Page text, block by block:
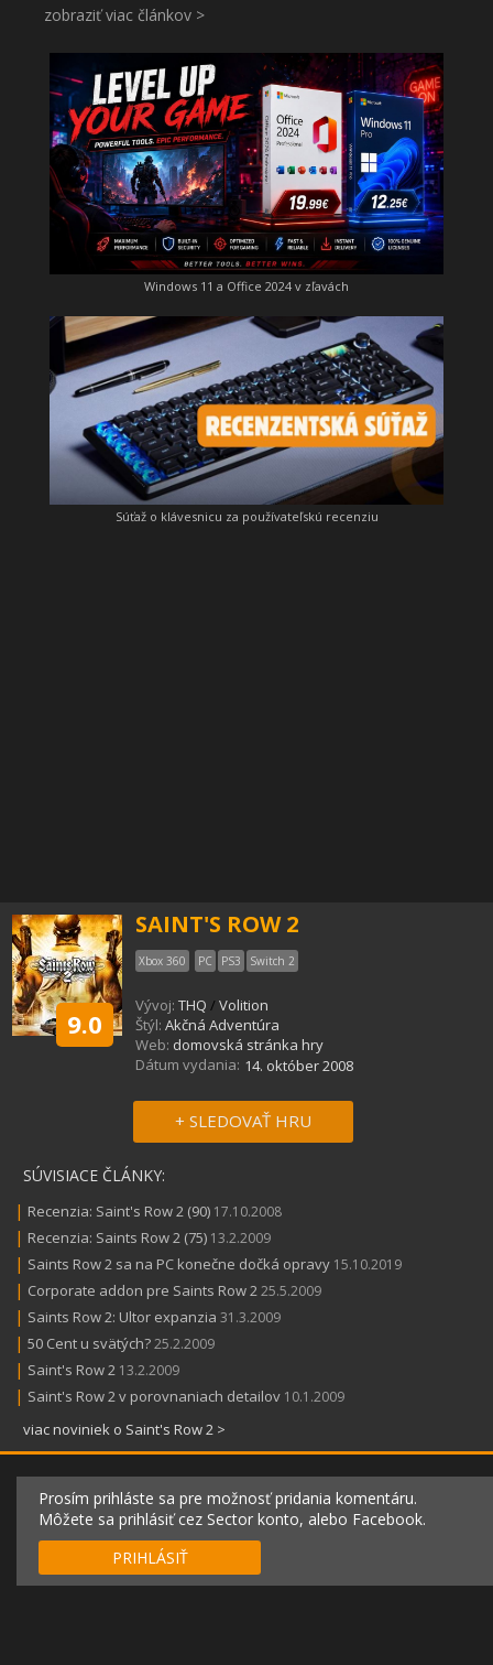
zobraziť viac článkov >
Windows 11 a Office 2024 v zľavách
Súťaž o klávesnicu za používateľskú recenziu
9.0
SAINT'S ROW 2
Xbox 360 PC PS3 Switch 2
Vývoj: THQ / Volition
Štýl: Akčná Adventúra
Web: domovská stránka hry
Dátum vydania: 14. október 2008
+ SLEDOVAŤ HRU
SÚVISIACE ČLÁNKY:
| Recenzia: Saint's Row 2 (90) 17.10.2008
| Recenzia: Saints Row 2 (75) 13.2.2009
| Saints Row 2 sa na PC konečne dočká opravy 15.10.2019
| Corporate addon pre Saints Row 225.5.2009
| Saints Row 2: Ultor expanzia 31.3.2009
| 50 Cent u svätých?25.2.2009
| Saint's Row 2 13.2.2009
| Saint's Row 2 v porovnaniach detailov 10.1.2009
viac noviniek o Saint's Row 2 >
Prosím prihláste sa pre možnosť pridania komentáru.
Môžete sa prihlásiť cez Sector konto, alebo Facebook.
PRIHLÁSIŤ